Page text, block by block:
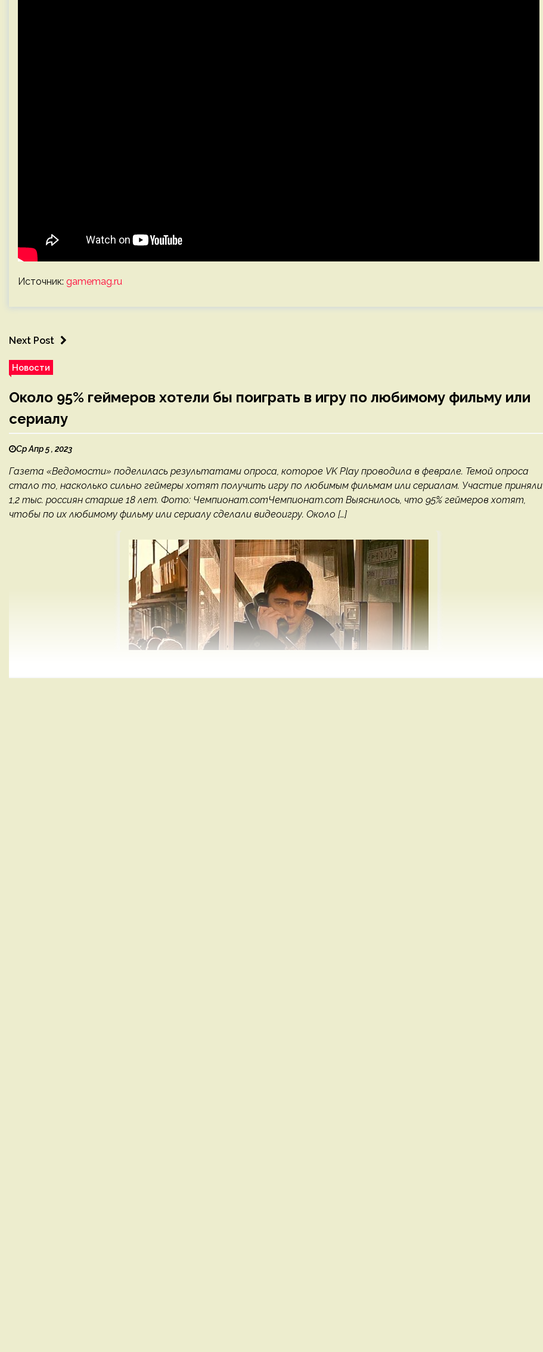
Источник: gamemag.ru
Next Post
Новости
Около 95% геймеров хотели бы поиграть в игру по любимому фильму или
сериалу
Ср Апр 5 , 2023
Газета «Ведомости» поделилась результатами опроса, которое VK Play проводила в феврале. Темой опроса
стало то, насколько сильно геймеры хотят получить игру по любимым фильмам или сериалам. Участие приняли
1,2 тыс. россиян старше 18 лет. Фото: Чемпионат.comЧемпионат.com Выяснилось, что 95% геймеров хотят,
чтобы по их любимому фильму или сериалу сделали видеоигру. Около […]